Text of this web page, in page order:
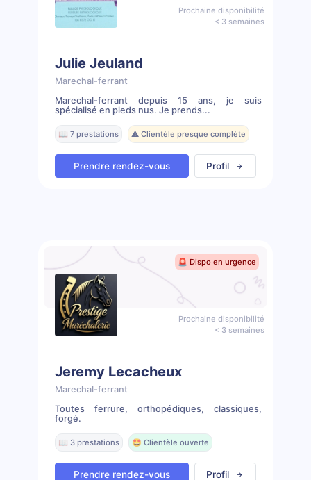
Prochaine disponibilité
< 3 semaines
Julie Jeuland
Marechal-ferrant
Marechal-ferrant depuis 15 ans, je suis
spécialisé en pieds nus. Je prends...
📖 7 prestations ⚠️ Clientèle presque complète
Prendre rendez-vous Profil
🚨 Dispo en urgence
Prochaine disponibilité
< 3 semaines
Jeremy Lecacheux
Marechal-ferrant
Toutes ferrure, orthopédiques, classiques,
forgé.
📖 3 prestations 🤩 Clientèle ouverte
Prendre rendez-vous Profil